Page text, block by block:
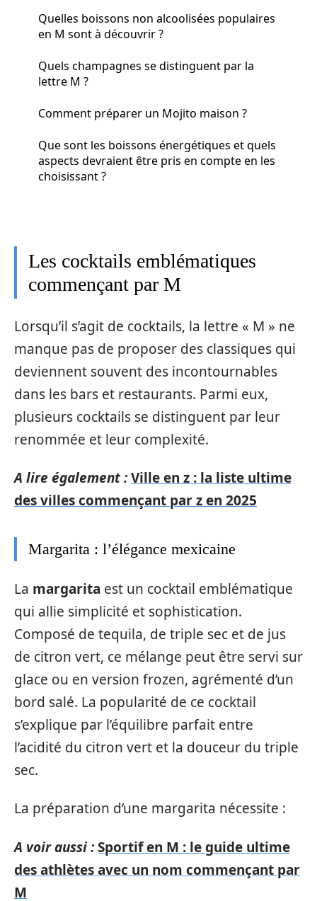
Quelles boissons non alcoolisées populaires
en M sont à découvrir ?
Quels champagnes se distinguent par la
lettre M ?
Comment préparer un Mojito maison ?
Que sont les boissons énergétiques et quels
aspects devraient être pris en compte en les
choisissant ?
Les cocktails emblématiques
commençant par M
Lorsqu’il s’agit de cocktails, la lettre « M » ne
manque pas de proposer des classiques qui
deviennent souvent des incontournables
dans les bars et restaurants. Parmi eux,
plusieurs cocktails se distinguent par leur
renommée et leur complexité.
A lire également :Ville en z : la liste ultime
des villes commençant par z en 2025
Margarita : l’élégance mexicaine
La margarita est un cocktail emblématique
qui allie simplicité et sophistication.
Composé de tequila, de triple sec et de jus
de citron vert, ce mélange peut être servi sur
glace ou en version frozen, agrémenté d’un
bord salé. La popularité de ce cocktail
s’explique par l’équilibre parfait entre
l’acidité du citron vert et la douceur du triple
sec.
La préparation d’une margarita nécessite :
A voir aussi :Sportif en M : le guide ultime
des athlètes avec un nom commençant par
M